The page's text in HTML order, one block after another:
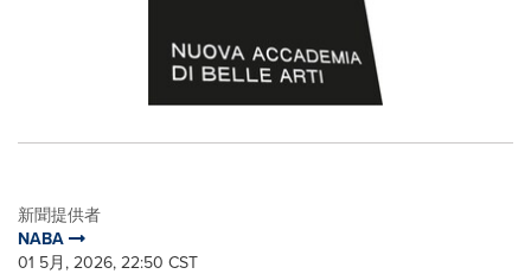
新聞提供者
NABA
01 5月, 2026, 22:50 CST